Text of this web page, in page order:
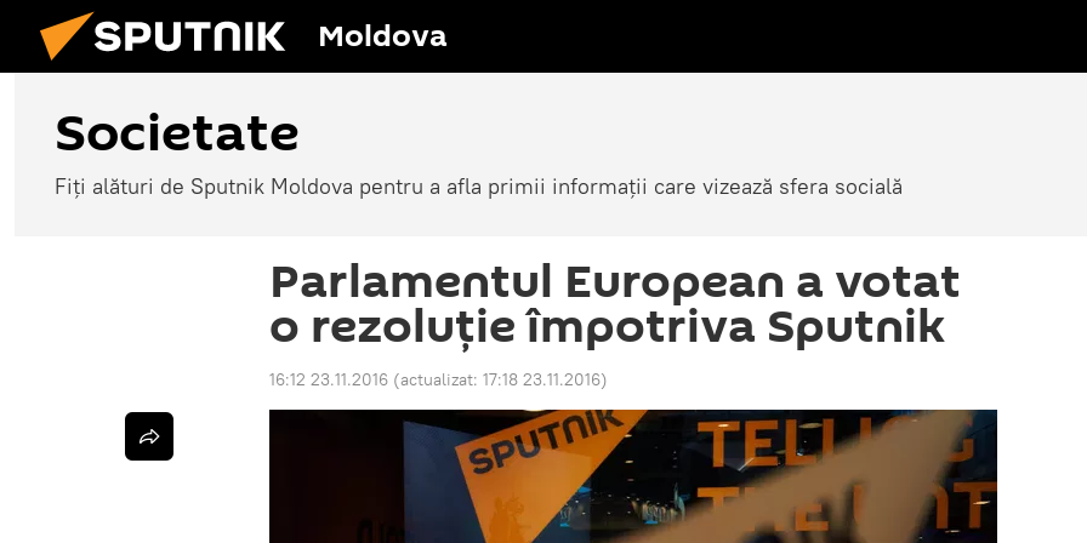
Moldova
Societate
Fiți alături de Sputnik Moldova pentru a afla primii informații care vizează sfera socială
Parlamentul European a votat
o rezoluție împotriva Sputnik
16:12 23.11.2016 (actualizat: 17:18 23.11.2016)